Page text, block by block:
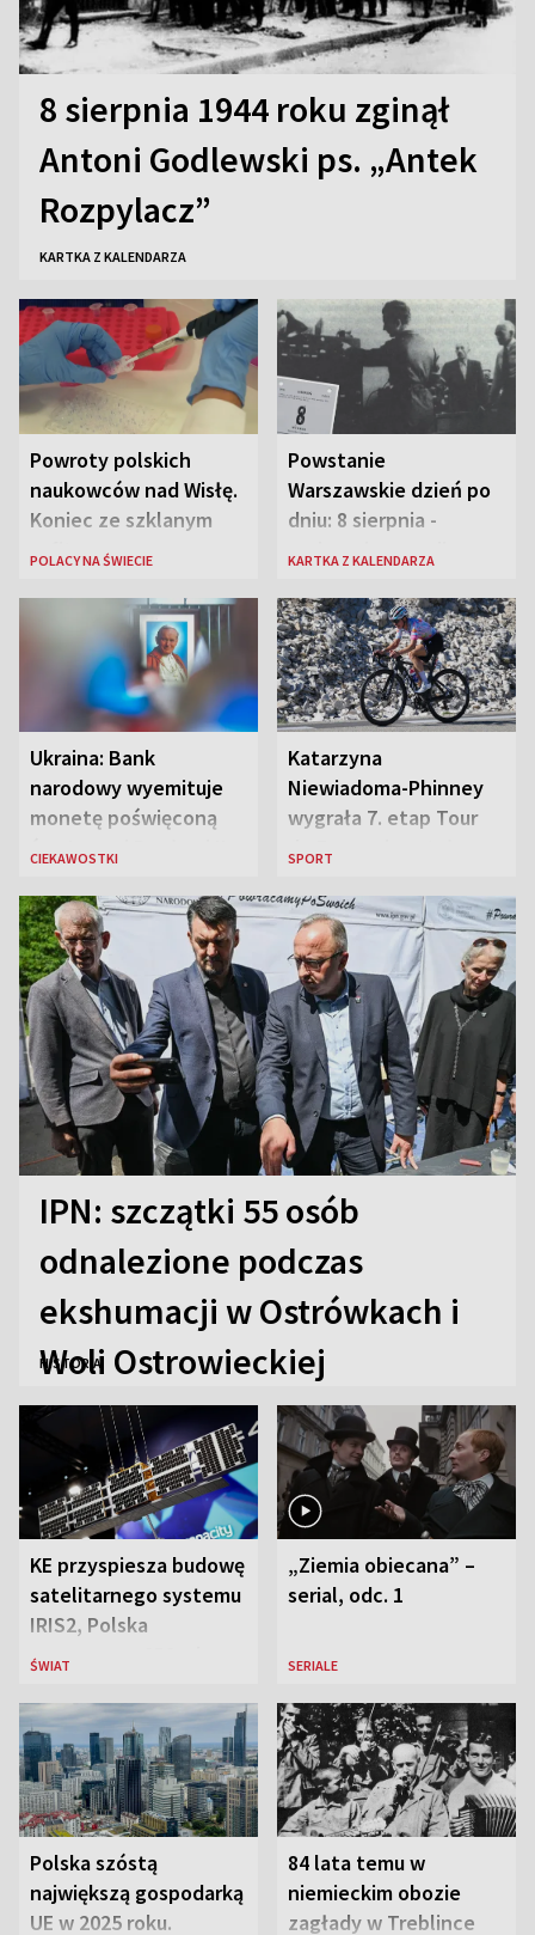
8 sierpnia 1944 roku zginął
Antoni Godlewski ps. „Antek
Rozpylacz”
KARTKA Z KALENDARZA
Powroty polskich
naukowców nad Wisłę.
Koniec ze szklanym
sufitem
POLACY NA ŚWIECIE
Powstanie
Warszawskie dzień po
dniu: 8 sierpnia -
rozbrzmiewa radio
„Antka Rozpylacza”
KARTKA Z KALENDARZA
Ukraina: Bank
narodowy wyemituje
monetę poświęconą
św. Janowi Pawłowi II
CIEKAWOSTKI
Katarzyna
Niewiadoma-Phinney
wygrała 7. etap Tour
de France i została
SPORT
IPN: szczątki 55 osób
odnalezione podczas
ekshumacji w Ostrówkach i
Woli Ostrowieckiej
HISTORIA
KE przyspiesza budowę
satelitarnego systemu
IRIS2, Polska
przeznaczy 656 mln
ŚWIAT
„Ziemia obiecana” –
serial, odc. 1
SERIALE
Polska szóstą
największą gospodarką
UE w 2025 roku.
84 lata temu w
niemieckim obozie
zagłady w Treblince